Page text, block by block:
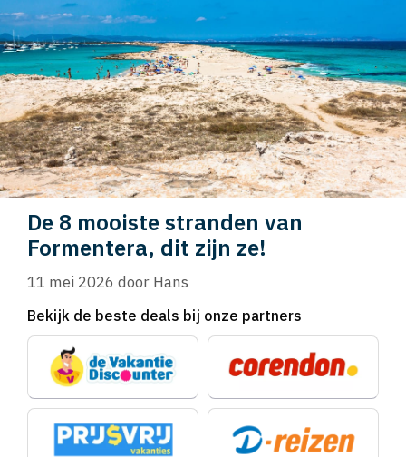
De 8 mooiste stranden van
Formentera, dit zijn ze!
11 mei 2026 door Hans
Bekijk de beste deals bij onze partners